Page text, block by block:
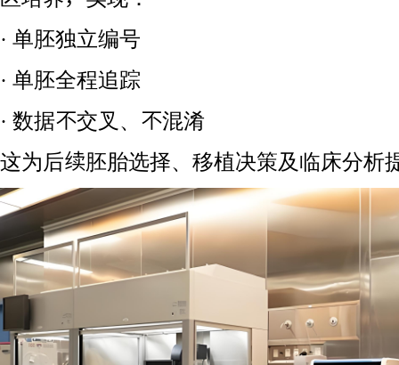
· 单胚独立编号
· 单胚全程追踪
· 数据不交叉、不混淆
这为后续胚胎选择、移植决策及临床分析